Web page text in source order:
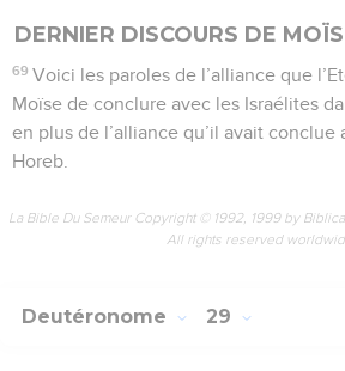
DERNIER DISCOURS DE
69 Voici les paroles de l’alliance que
Moïse de conclure avec les Israélites
en plus de l’alliance qu’il avait conclue
Horeb.
La Bible Du Semeur Copyright © 1992, 1999 by
All rights reserved
Deutéronome 29